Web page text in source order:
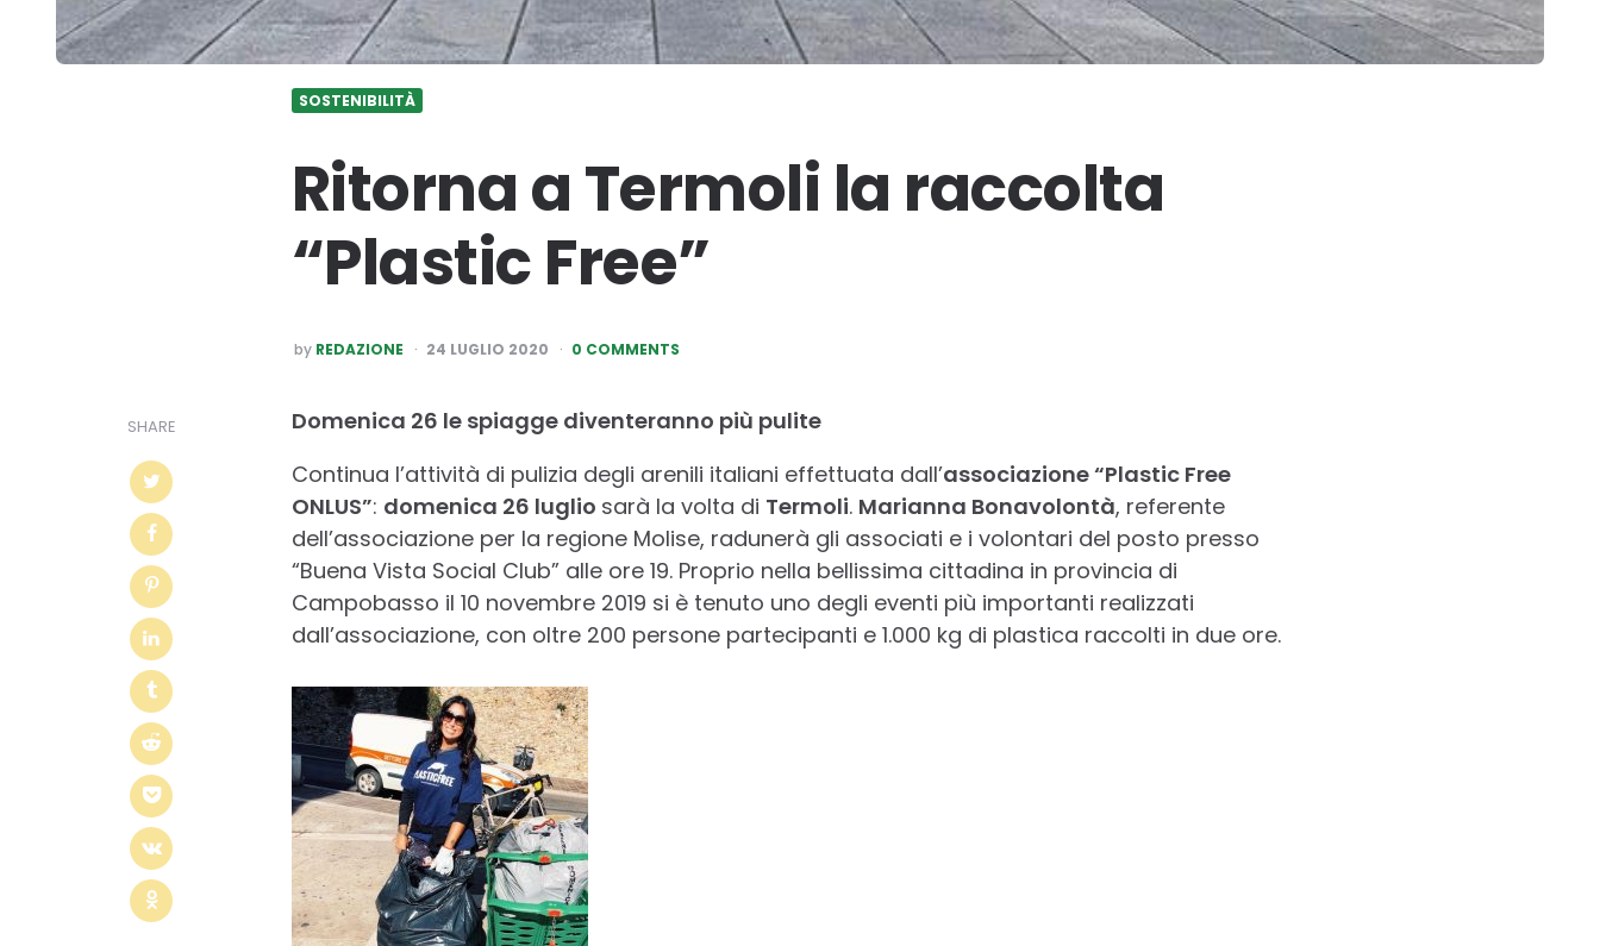
SOSTENIBILITÀ
Ritorna a Termoli la raccolta
“Plastic Free”
POSTED
BY
by REDAZIONE 24 LUGLIO 2020 0 COMMENTS
SHARE
Domenica 26 le spiagge diventeranno più pulite
Continua l’attività di pulizia degli arenili italiani effettuata dall’associazione “Plastic Free
ONLUS”: domenica 26 luglio sarà la volta di Termoli. Marianna Bonavolontà, referente
dell’associazione per la regione Molise, radunerà gli associati e i volontari del posto presso
“Buena Vista Social Club” alle ore 19. Proprio nella bellissima cittadina in provincia di
Campobasso il 10 novembre 2019 si è tenuto uno degli eventi più importanti realizzati
dall’associazione, con oltre 200 persone partecipanti e 1.000 kg di plastica raccolti in due ore.